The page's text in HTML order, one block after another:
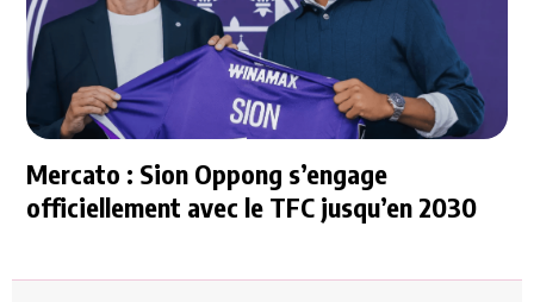
Mercato : Sion Oppong s’engage
officiellement avec le TFC jusqu’en 2030